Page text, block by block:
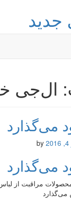
جدید
ال‌جی
می‌گذارد
می‌گذارد
مراقبت از لباس